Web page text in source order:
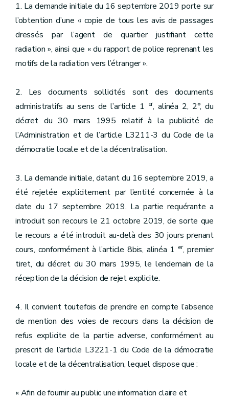
1. La demande initiale du 16 septembre 2019 porte sur
l’obtention d’une « copie de tous les avis de passages
dressés par l’agent de quartier justifiant cette
radiation », ainsi que « du rapport de police reprenant les
motifs de la radiation vers l’étranger ».
2. Les documents sollicités sont des documents
administratifs au sens de l’article 1
er, alinéa 2, 2°, du
décret du 30 mars 1995 relatif à la publicité de
l’Administration et de l’article L3211-3 du Code de la
démocratie locale et de la décentralisation.
3. La demande initiale, datant du 16 septembre 2019, a
été rejetée explicitement par l’entité concernée à la
date du 17 septembre 2019. La partie requérante a
introduit son recours le 21 octobre 2019, de sorte que
le recours a été introduit au-delà des 30 jours prenant
cours, conformément à l’article 8bis, alinéa 1 er, premier
tiret, du décret du 30 mars 1995, le lendemain de la
réception de la décision de rejet explicite.
4. Il convient toutefois de prendre en compte l’absence
de mention des voies de recours dans la décision de
refus explicite de la partie adverse, conformément au
prescrit de l’article L3221-1 du Code de la démocratie
locale et de la décentralisation, lequel dispose que :
« Afin de fournir au public une information claire et